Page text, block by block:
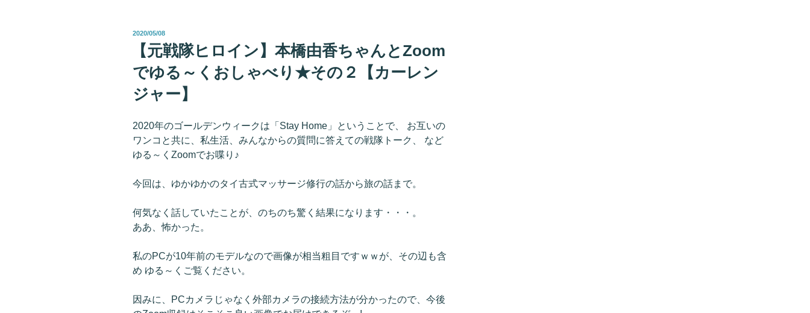
投
2020/05/08
【元戦隊ヒロイン】本橋由香ちゃんとZoom
でゆる～くおしゃべり★その２【カーレン
ジャー】
2020年のゴールデンウィークは「Stay Home」ということで、 お互いの
ワンコと共に、私生活、みんなからの質問に答えての戦隊トーク、 など
ゆる～くZoomでお喋り♪
今回は、ゆかゆかのタイ古式マッサージ修行の話から旅の話まで。
何気なく話していたことが、のちのち驚く結果になります・・・。
ああ、怖かった。
私のPCが10年前のモデルなので画像が相当粗目ですｗｗが、その辺も含
め ゆる～くご覧ください。
因みに、PCカメラじゃなく外部カメラの接続方法が分かったので、今後